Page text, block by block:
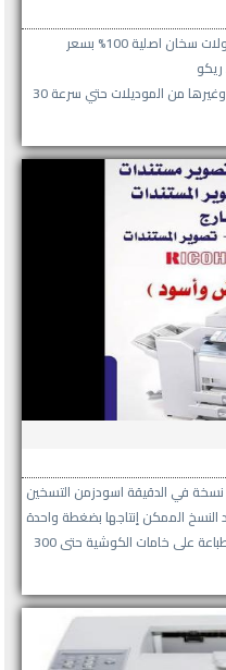
العنوان شبين الكوم ، منوفية ويوجد شحن. رولات سخان اصلية 100% بسعر
ريكو
1022،1027،2510،3350،2850،2550،2050 وغيرها من الموديلات حتي سرعة 30
سرعة النسخ 20 نسخة في الدقيقة ا لوان 20 نسخة في الدقيقة اسودزمن التسخين
لأول ورقة 4.9 ثانيةعدد النسخ الممكن إنتاجها بضغطة واحدة
1 : 999مقاسات الأوراق A3 الي A6امكانية الطباعة على خامات الكوشية حتى 300